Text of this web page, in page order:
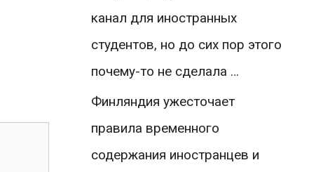
канал для иностранных
студентов, но до сих пор этого
почему-то не сделала …
Финляндия ужесточает
правила временного
содержания иностранцев и